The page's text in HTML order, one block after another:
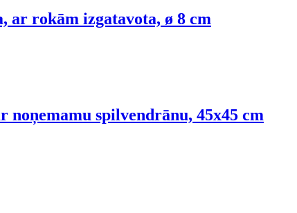
ar rokām izgatavota, ø 8 cm
noņemamu spilvendrānu, 45x45 cm